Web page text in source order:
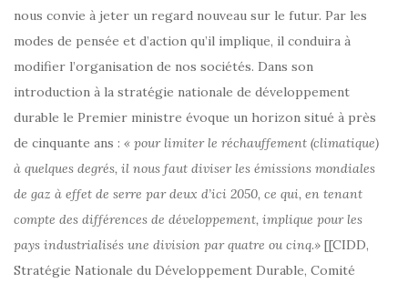
nous convie à jeter un regard nouveau sur le futur. Par les
modes de pensée et d’action qu’il implique, il conduira à
modifier l’organisation de nos sociétés. Dans son
introduction à la stratégie nationale de développement
durable le Premier ministre évoque un horizon situé à près
de cinquante ans : « pour limiter le réchauffement (climatique)
à quelques degrés, il nous faut diviser les émissions mondiales
de gaz à effet de serre par deux d’ici 2050, ce qui, en tenant
compte des différences de développement, implique pour les
pays industrialisés une division par quatre ou cinq.» [[CIDD,
Stratégie Nationale du Développement Durable, Comité